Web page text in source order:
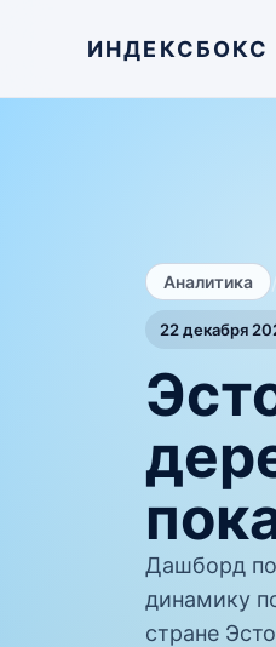
ИНДЕКСБОКС
Аналитика /
22 декабря
Дашборд
динамику
стране